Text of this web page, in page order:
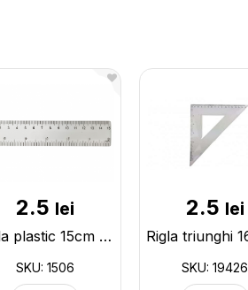
2.5 lei
Rigla plastic 15cm transparent (ML18-1/12-4) 1506
SKU: 1506
2.5 lei
SKU: 19426